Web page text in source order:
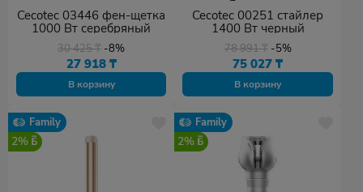
Cecotec 03446 фен-щетка
1000 Вт серебряный
30 425₸ -8%
27 918 ₸
В корзину
Cecotec 00251 стайлер
1400 Вт черный
78 991₸ -5%
75 027₸
В корзину
Family
2%
Family
2%